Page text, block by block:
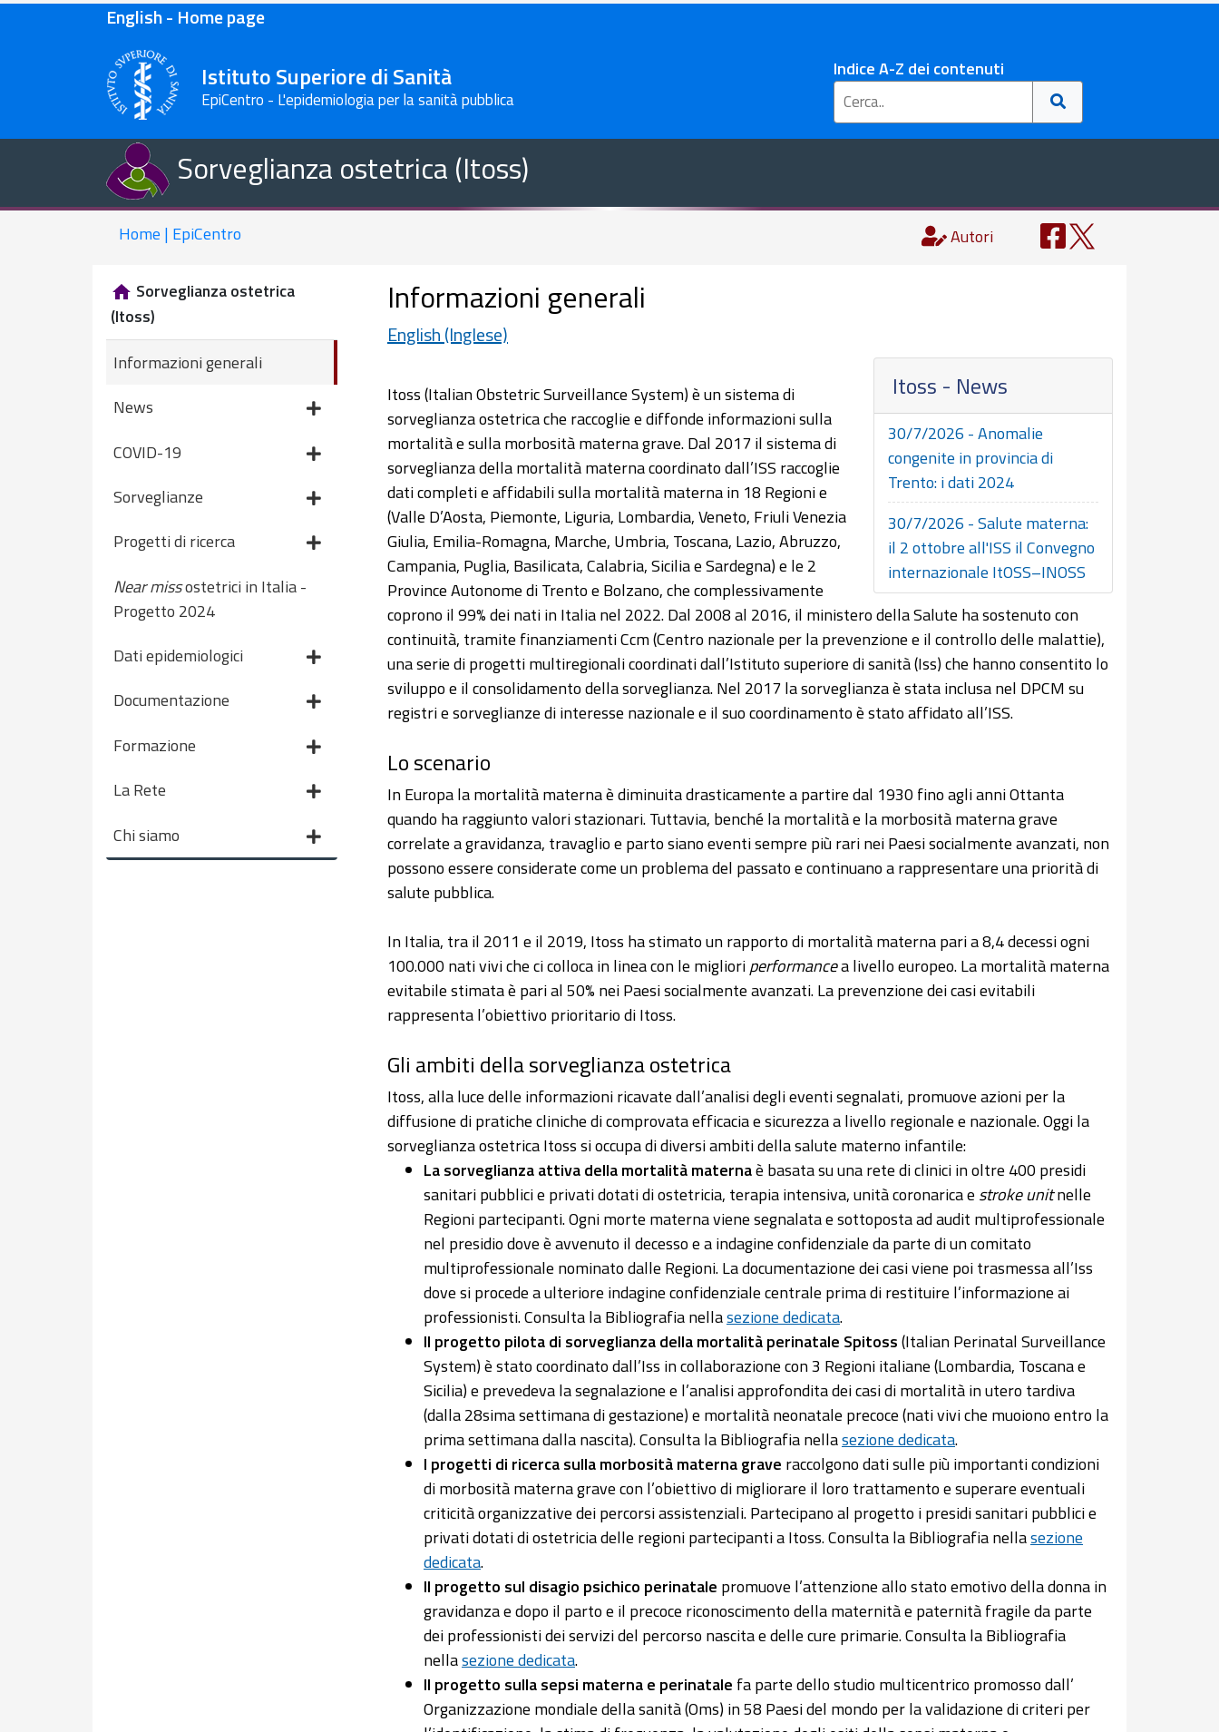
English - Home page
Istituto Superiore di Sanità
EpiCentro - L'epidemiologia per la sanità pubblica
Indice A-Z dei contenuti
Sorveglianza ostetrica (Itoss)
Home | EpiCentro Autori
Sorveglianza ostetrica
(Itoss)
Informazioni generali
News
COVID-19
Sorveglianze
Progetti di ricerca
Near missostetrici in Italia -
Progetto 2024
Dati epidemiologici
Documentazione
Formazione
La Rete
Chi siamo
Informazioni generali
English (Inglese)
Itoss - News
30/7/2026 - Anomalie
congenite in provincia di
Trento: i dati 2024
30/7/2026 - Salute materna:
il 2 ottobre all'ISS il Convegno
internazionale ItOSS–INOSS
Itoss (Italian Obstetric Surveillance System) è un sistema di
sorveglianza ostetrica che raccoglie e diffonde informazioni sulla
mortalità e sulla morbosità materna grave. Dal 2017 il sistema di
sorveglianza della mortalità materna coordinato dall’ISS raccoglie
dati completi e affidabili sulla mortalità materna in 18 Regioni e
(Valle D’Aosta, Piemonte, Liguria, Lombardia, Veneto, Friuli Venezia
Giulia, Emilia-Romagna, Marche, Umbria, Toscana, Lazio, Abruzzo,
Campania, Puglia, Basilicata, Calabria, Sicilia e Sardegna) e le 2
Province Autonome di Trento e Bolzano, che complessivamente
coprono il 99% dei nati in Italia nel 2022. Dal 2008 al 2016, il ministero della Salute ha sostenuto con
continuità, tramite finanziamenti Ccm (Centro nazionale per la prevenzione e il controllo delle malattie),
una serie di progetti multiregionali coordinati dall’Istituto superiore di sanità (Iss) che hanno consentito lo
sviluppo e il consolidamento della sorveglianza. Nel 2017 la sorveglianza è stata inclusa nel DPCM su
registri e sorveglianze di interesse nazionale e il suo coordinamento è stato affidato all’ISS.
Lo scenario
In Europa la mortalità materna è diminuita drasticamente a partire dal 1930 fino agli anni Ottanta
quando ha raggiunto valori stazionari. Tuttavia, benché la mortalità e la morbosità materna grave
correlate a gravidanza, travaglio e parto siano eventi sempre più rari nei Paesi socialmente avanzati, non
possono essere considerate come un problema del passato e continuano a rappresentare una priorità di
salute pubblica.
In Italia, tra il 2011 e il 2019, Itoss ha stimato un rapporto di mortalità materna pari a 8,4 decessi ogni
100.000 nati vivi che ci colloca in linea con le miglioriperformancea livello europeo. La mortalità materna
evitabile stimata è pari al 50% nei Paesi socialmente avanzati. La prevenzione dei casi evitabili
rappresenta l’obiettivo prioritario di Itoss.
Gli ambiti della sorveglianza ostetrica
Itoss, alla luce delle informazioni ricavate dall’analisi degli eventi segnalati, promuove azioni per la
diffusione di pratiche cliniche di comprovata efficacia e sicurezza a livello regionale e nazionale. Oggi la
sorveglianza ostetrica Itoss si occupa di diversi ambiti della salute materno infantile:
La sorveglianza attiva della mortalità maternaè basata su una rete di clinici in oltre 400 presidi
sanitari pubblici e privati dotati di ostetricia, terapia intensiva, unità coronarica e stroke unitnelle
Regioni partecipanti. Ogni morte materna viene segnalata e sottoposta ad audit multiprofessionale
nel presidio dove è avvenuto il decesso e a indagine confidenziale da parte di un comitato
multiprofessionale nominato dalle Regioni. La documentazione dei casi viene poi trasmessa all’Iss
dove si procede a ulteriore indagine confidenziale centrale prima di restituire l’informazione ai
professionisti. Consulta la Bibliografia nellasezione dedicata.
Il progetto pilota di sorveglianza della mortalità perinatale Spitoss(Italian Perinatal Surveillance
System) è stato coordinato dall’Iss in collaborazione con 3 Regioni italiane (Lombardia, Toscana e
Sicilia) e prevedeva la segnalazione e l’analisi approfondita dei casi di mortalità in utero tardiva
(dalla 28sima settimana di gestazione) e mortalità neonatale precoce (nati vivi che muoiono entro la
prima settimana dalla nascita). Consulta la Bibliografia nellasezione dedicata.
I progetti di ricerca sulla morbosità materna grave raccolgono dati sulle più importanti condizioni
di morbosità materna grave con l’obiettivo di migliorare il loro trattamento e superare eventuali
criticità organizzative dei percorsi assistenziali. Partecipano al progetto i presidi sanitari pubblici e
privati dotati di ostetricia delle regioni partecipanti a Itoss. Consulta la Bibliografia nellasezione
dedicata.
Il progetto sul disagio psichico perinatale promuove l’attenzione allo stato emotivo della donna in
gravidanza e dopo il parto e il precoce riconoscimento della maternità e paternità fragile da parte
dei professionisti dei servizi del percorso nascita e delle cure primarie. Consulta la Bibliografia
nellasezione dedicata.
Il progetto sulla sepsi materna e perinatale fa parte dello studio multicentrico promosso dall’
Organizzazione mondiale della sanità (Oms) in 58 Paesi del mondo per la validazione di criteri per